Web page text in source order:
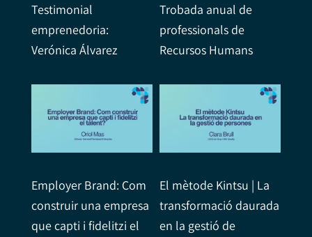
Testimonial
emprenedoria:
Verónica Álvarez
Trobada anual de
professionals de
Recursos Humans
Employer Brand: Com
construir una empresa
que capti i fidelitzi el
El mètode Kintsu | La
transformació daurada
en la gestió de